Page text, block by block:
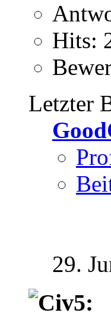
Hits:
Letzter
29.